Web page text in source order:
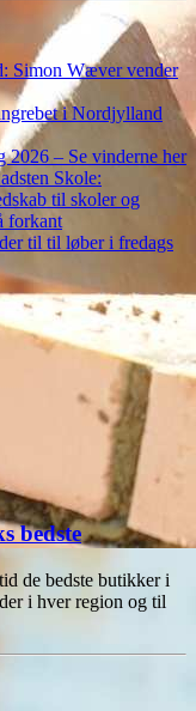
Simon Wæver vender
i Nordjylland
– Se vinderne her
Skole:
til skoler og
forkant
til til løber i fredags
bedste
de bedste butikker i
i hver region og til